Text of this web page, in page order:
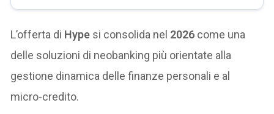
L’offerta di Hype si consolida nel 2026 come una
delle soluzioni di neobanking più orientate alla
gestione dinamica delle finanze personali e al
micro-credito.